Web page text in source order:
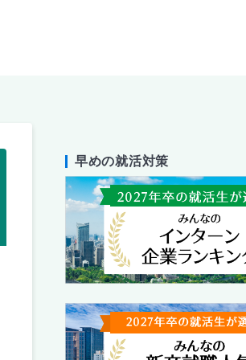
早めの就活対策